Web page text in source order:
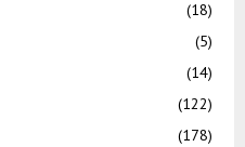
(18)
(5)
(14)
(122)
(178)